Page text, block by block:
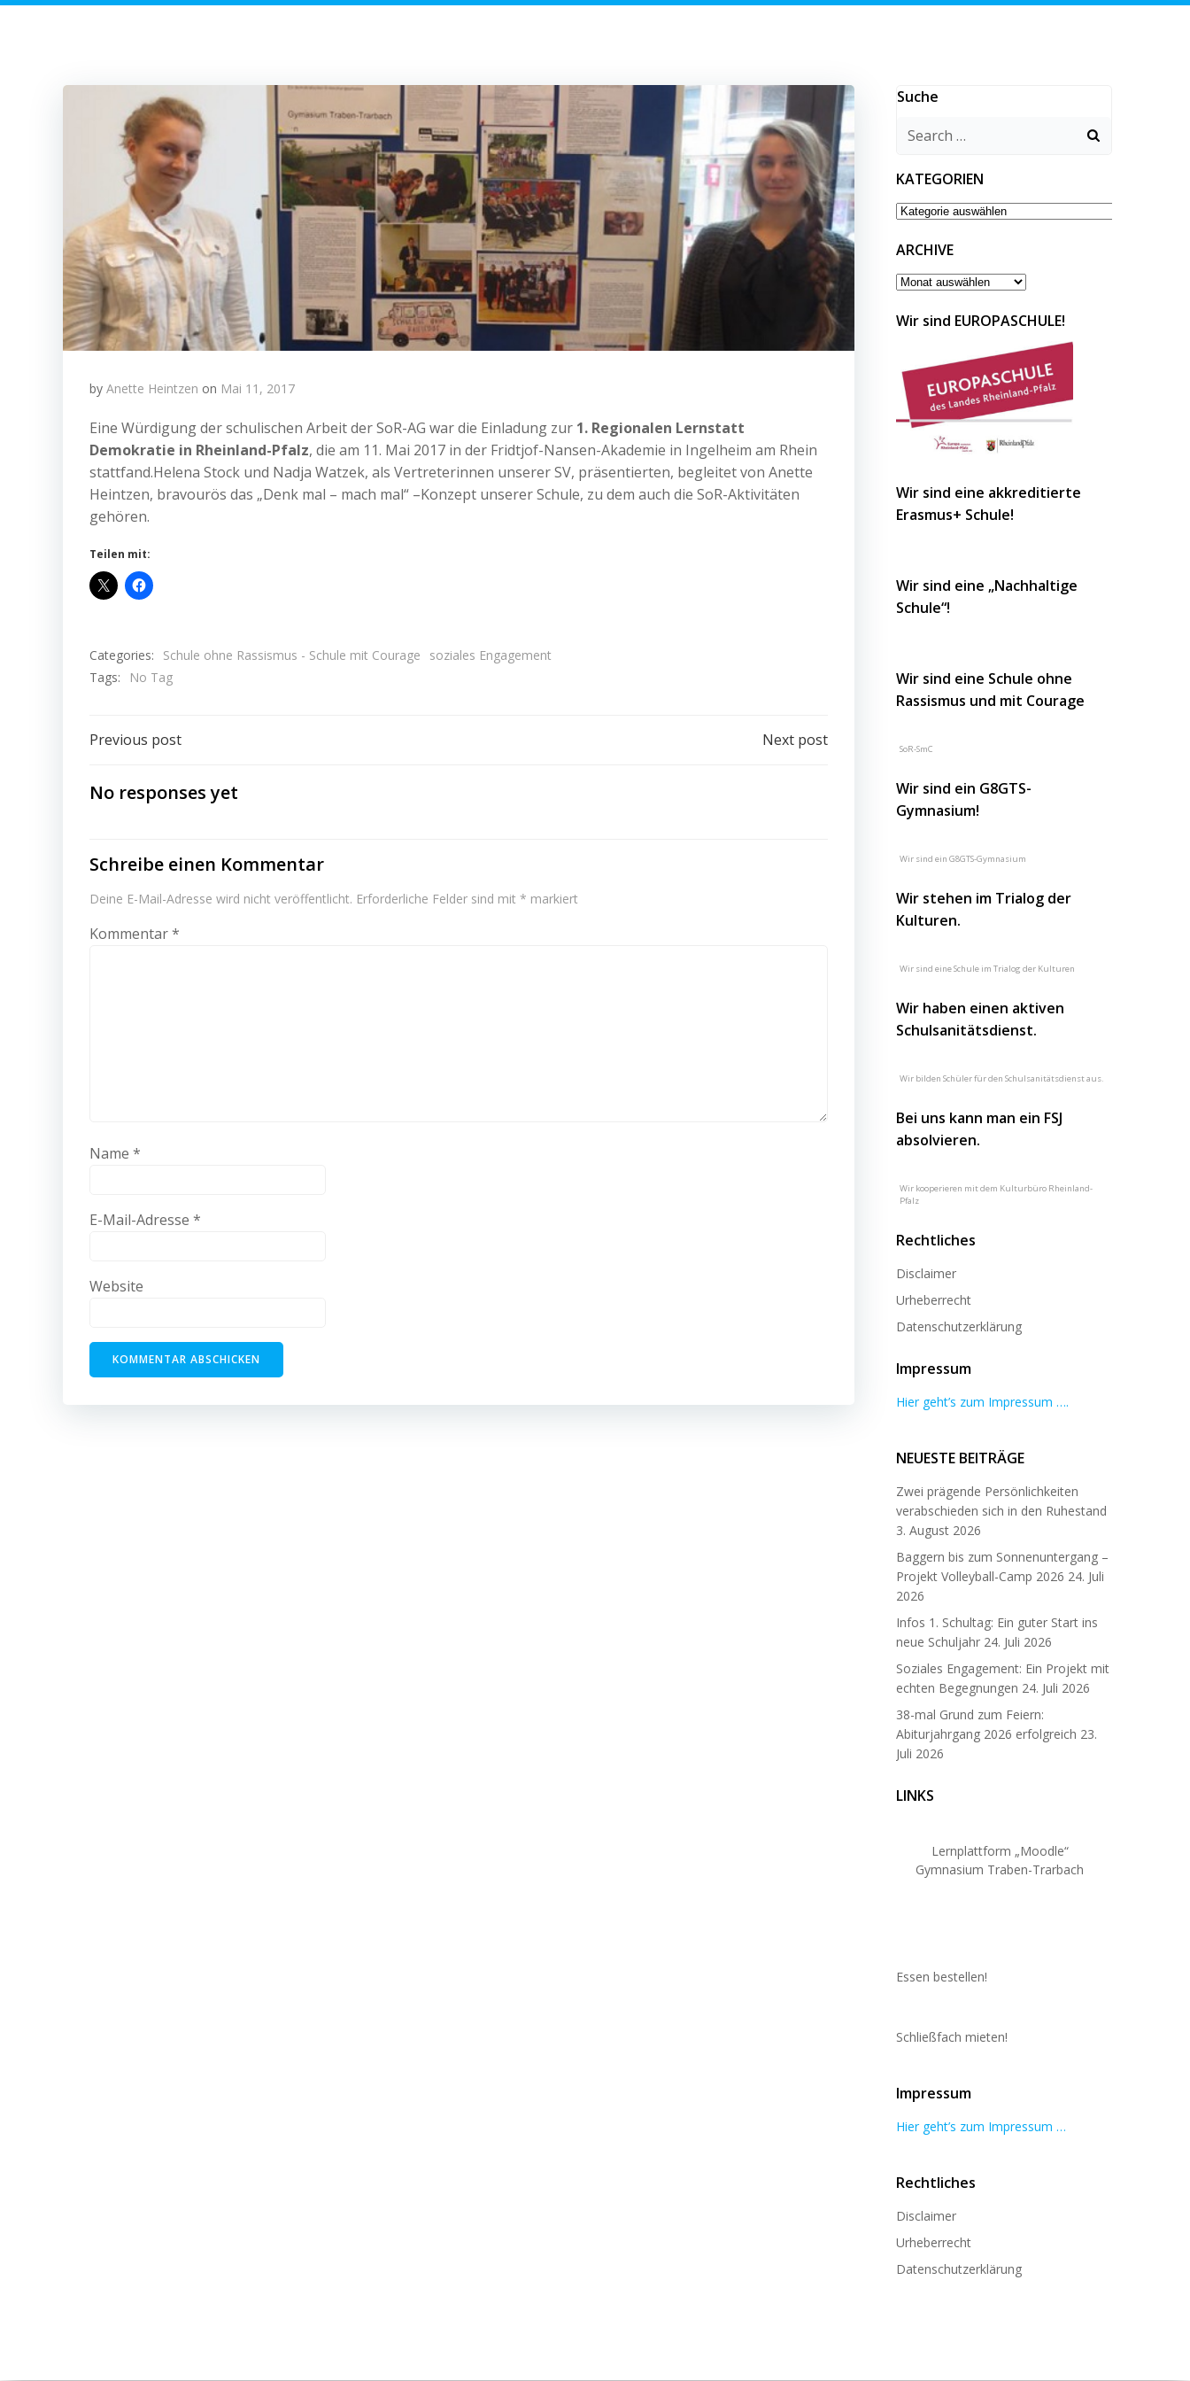
by Anette Heintzen on Mai 11, 2017
Eine Würdigung der schulischen Arbeit der SoR-AG war die Einladung zur 1. Regionalen Lernstatt
Demokratie in Rheinland-Pfalz, die am 11. Mai 2017 in der Fridtjof-Nansen-Akademie in Ingelheim am Rhein
stattfand.Helena Stock und Nadja Watzek, als Vertreterinnen unserer SV, präsentierten, begleitet von Anette
Heintzen, bravourös das „Denk mal – mach mal“ –Konzept unserer Schule, zu dem auch die SoR-Aktivitäten
gehören.
Teilen mit:
Categories: Schule ohne Rassismus - Schule mit Courage
soziales Engagement
Tags:
No Tag
Post
navigation
Previous post Next post
No responses yet
Schreibe einen Kommentar
Deine E-Mail-Adresse wird nicht veröffentlicht. Erforderliche Felder sind mit * markiert
Kommentar*
Name *
E-Mail-Adresse *
Website
Suche
Search
KATEGORIEN
KATEGORIEN
ARCHIVE
ARCHIVE
Wir sind EUROPASCHULE!
Wir sind eine akkreditierte
Erasmus+ Schule!
Wir sind eine „Nachhaltige
Schule“!
Wir sind eine Schule ohne
Rassismus und mit Courage
SoR-SmC
Wir sind ein G8GTS-
Gymnasium!
Wir sind ein G8GTS-Gymnasium
Wir stehen im Trialog der
Kulturen.
Wir sind eine Schule im Trialog der Kulturen
Wir haben einen aktiven
Schulsanitätsdienst.
Wir bilden Schüler für den Schulsanitätsdienst aus.
Bei uns kann man ein FSJ
absolvieren.
Wir kooperieren mit dem Kulturbüro Rheinland-
Pfalz
Rechtliches
Disclaimer
Urheberrecht
Datenschutzerklärung
Impressum
Hier geht’s zum Impressum ….
NEUESTE BEITRÄGE
Zwei prägende Persönlichkeiten
verabschieden sich in den Ruhestand
3. August 2026
Baggern bis zum Sonnenuntergang –
Projekt Volleyball-Camp 2026 24. Juli
2026
Infos 1. Schultag: Ein guter Start ins
neue Schuljahr 24. Juli 2026
Soziales Engagement: Ein Projekt mit
echten Begegnungen 24. Juli 2026
38-mal Grund zum Feiern:
Abiturjahrgang 2026 erfolgreich 23.
Juli 2026
LINKS
Lernplattform „Moodle“
Gymnasium Traben-Trarbach
Essen bestellen!
Schließfach mieten!
Impressum
Hier geht’s zum Impressum …
Rechtliches
Disclaimer
Urheberrecht
Datenschutzerklärung